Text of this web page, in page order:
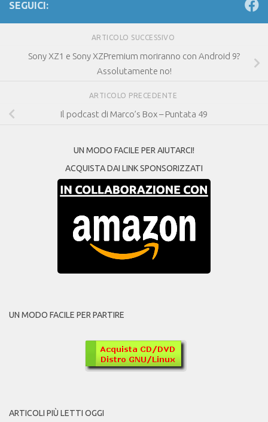
SEGUICI:
ARTICOLO SUCCESSIVO
Sony XZ1 e Sony XZPremium moriranno con Android 9?
Assolutamente no!
ARTICOLO PRECEDENTE
Il podcast di Marco’s Box – Puntata 49
UN MODO FACILE PER AIUTARCI!
ACQUISTA DAI LINK SPONSORIZZATI
UN MODO FACILE PER PARTIRE
ARTICOLI PIÙ LETTI OGGI